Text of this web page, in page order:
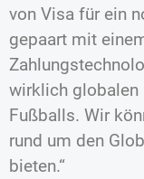
von Visa für ein
gepaart mit
wirklich globalen
Fußballs. Wir
rund um den
bieten.“